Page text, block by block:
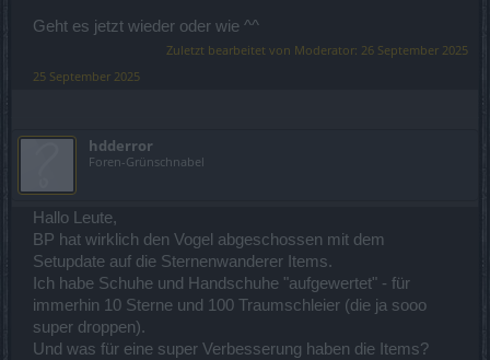
Geht es jetzt wieder oder wie ^^
Zuletzt bearbeitet von Moderator: 26 September 2025
25 September 2025
hdderror
Foren-Grünschnabel
Hallo Leute,
BP hat wirklich den Vogel abgeschossen mit dem
Setupdate auf die Sternenwanderer Items.
Ich habe Schuhe und Handschuhe "aufgewertet" - für
immerhin 10 Sterne und 100 Traumschleier (die ja sooo
super droppen).
Und was für eine super Verbesserung haben die Items?